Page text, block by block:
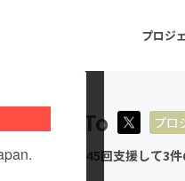
プロジ
注目のリターン
N MaSaTo
プロ
これまでに45回支援して3